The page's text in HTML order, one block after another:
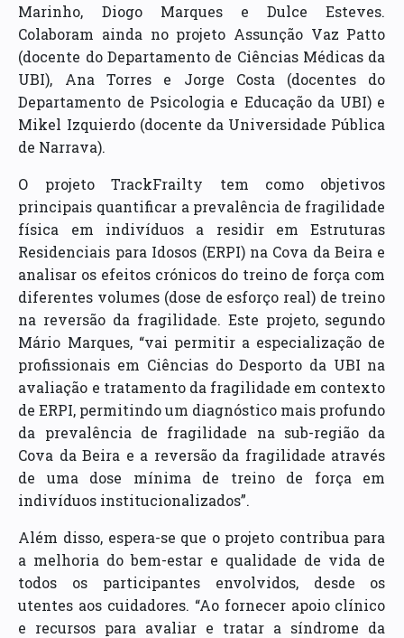
Marinho, Diogo Marques e Dulce Esteves.
Colaboram ainda no projeto Assunção Vaz Patto
(docente do Departamento de Ciências Médicas da
UBI), Ana Torres e Jorge Costa (docentes do
Departamento de Psicologia e Educação da UBI) e
Mikel Izquierdo (docente da Universidade Pública
de Narrava).
O projeto TrackFrailty tem como objetivos
principais quantificar a prevalência de fragilidade
física em indivíduos a residir em Estruturas
Residenciais para Idosos (ERPI) na Cova da Beira e
analisar os efeitos crónicos do treino de força com
diferentes volumes (dose de esforço real) de treino
na reversão da fragilidade. Este projeto, segundo
Mário Marques, “vai permitir a especialização de
profissionais em Ciências do Desporto da UBI na
avaliação e tratamento da fragilidade em contexto
de ERPI, permitindo um diagnóstico mais profundo
da prevalência de fragilidade na sub-região da
Cova da Beira e a reversão da fragilidade através
de uma dose mínima de treino de força em
indivíduos institucionalizados”.
Além disso, espera-se que o projeto contribua para
a melhoria do bem-estar e qualidade de vida de
todos os participantes envolvidos, desde os
utentes aos cuidadores. “Ao fornecer apoio clínico
e recursos para avaliar e tratar a síndrome da